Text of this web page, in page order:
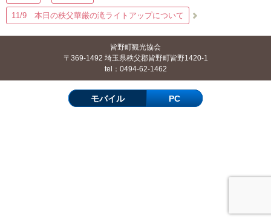
11/9 本日の秩父華厳の滝ライトアップについて
皆野町観光協会
〒369-1492 埼玉県秩父郡皆野町皆野1420-1
tel：0494-62-1462
モバイル PC